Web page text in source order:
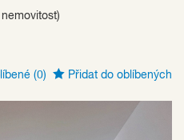
(0) Přidat do oblíbených